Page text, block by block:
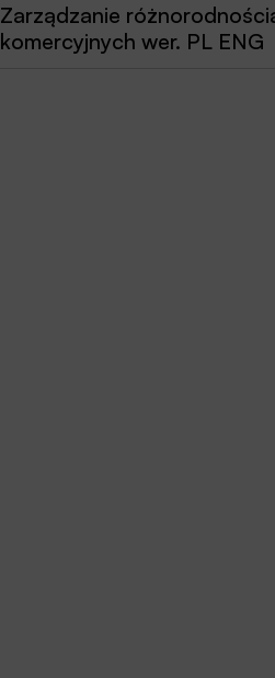
Zarządzanie
komercyjnych wer. PL ENG
Przewodnik dobrych